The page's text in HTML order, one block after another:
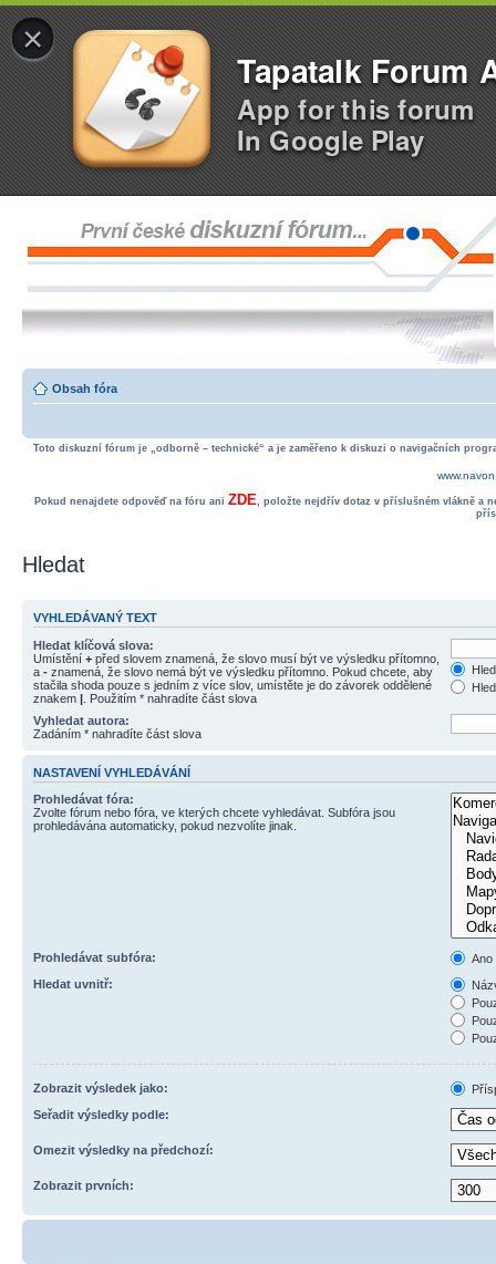
×
Tapatalk Forum
App for this forum
In Google Play
Obsah fóra
Toto diskuzní fórum je „odborně – technické“ a je zaměřeno k diskuzi o navigačních
Pokud nenajdete odpověď na fóru ani ZDE, položte nejdřív dotaz v příslušném vlákně a
Hledat
VYHLEDÁVANÝ TEXT
Hledat klíčová slova:
Umístění + před slovem znamená, že slovo musí být ve výsledku přítomno,
a - znamená, že slovo nemá být ve výsledku přítomno. Pokud chcete, aby
stačila shoda pouze s jedním z více slov, umístěte je do závorek oddělené
znakem | . Použitím * nahradíte část slova
Vyhledat autora:
Zadáním * nahradíte část slova
NASTAVENÍ VYHLEDÁVÁNÍ
Prohledávat fóra:
Zvolte fórum nebo fóra, ve kterých chcete vyhledávat. Subfóra jsou
prohledávána automaticky, pokud nezvolíte jinak.
Prohledávat subfóra:
Ano
Hledat uvnitř:
Zobrazit výsledek jako:
Seřadit výsledky podle:
Omezit výsledky na předchozí:
Zobrazit prvních: